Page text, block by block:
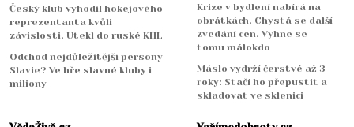
Český klub vyhodil hokejového
reprezentanta kvůli
závislosti. Utekl do ruské KHL
Odchod nejdůležitější persony
Slavie? Ve hře slavné kluby i
miliony
Krize v bydlení nabírá na
obrátkách. Chystá se další
zvedání cen. Vyhne se
tomu málokdo
Máslo vydrží čerstvé až 3
roky: Stačí ho přepustit a
skladovat ve sklenici